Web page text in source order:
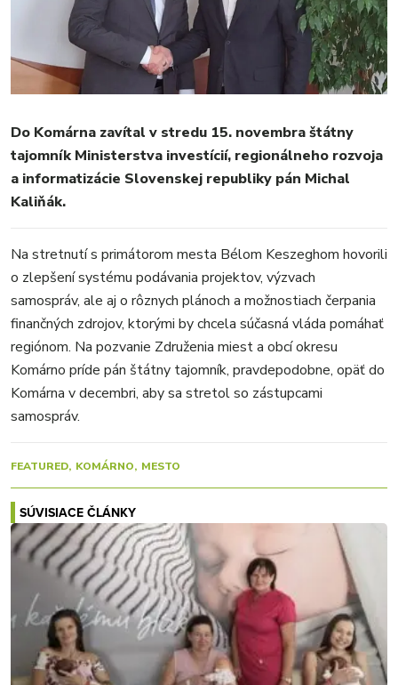
ŠPORT
KULTÚRA
FOTKY
VIDEO
Do Komárna zavítal v stredu 15. novembra štátny
tajomník Ministerstva investícií, regionálneho rozvoja
a informatizácie Slovenskej republiky pán Michal
Kaliňák.
Na stretnutí s primátorom mesta Bélom Keszeghom hovorili
o zlepšení systému podávania projektov, výzvach
samospráv, ale aj o rôznych plánoch a možnostiach čerpania
finančných zdrojov, ktorými by chcela súčasná vláda pomáhať
regiónom. Na pozvanie Združenia miest a obcí okresu
Komárno príde pán štátny tajomník, pravdepodobne, opäť do
Komárna v decembri, aby sa stretol so zástupcami
samospráv.
FEATURED KOMÁRNO MESTO
SÚVISIACE ČLÁNKY